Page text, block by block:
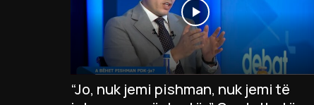
“Jo, nuk jemi pishman, nuk jemi të